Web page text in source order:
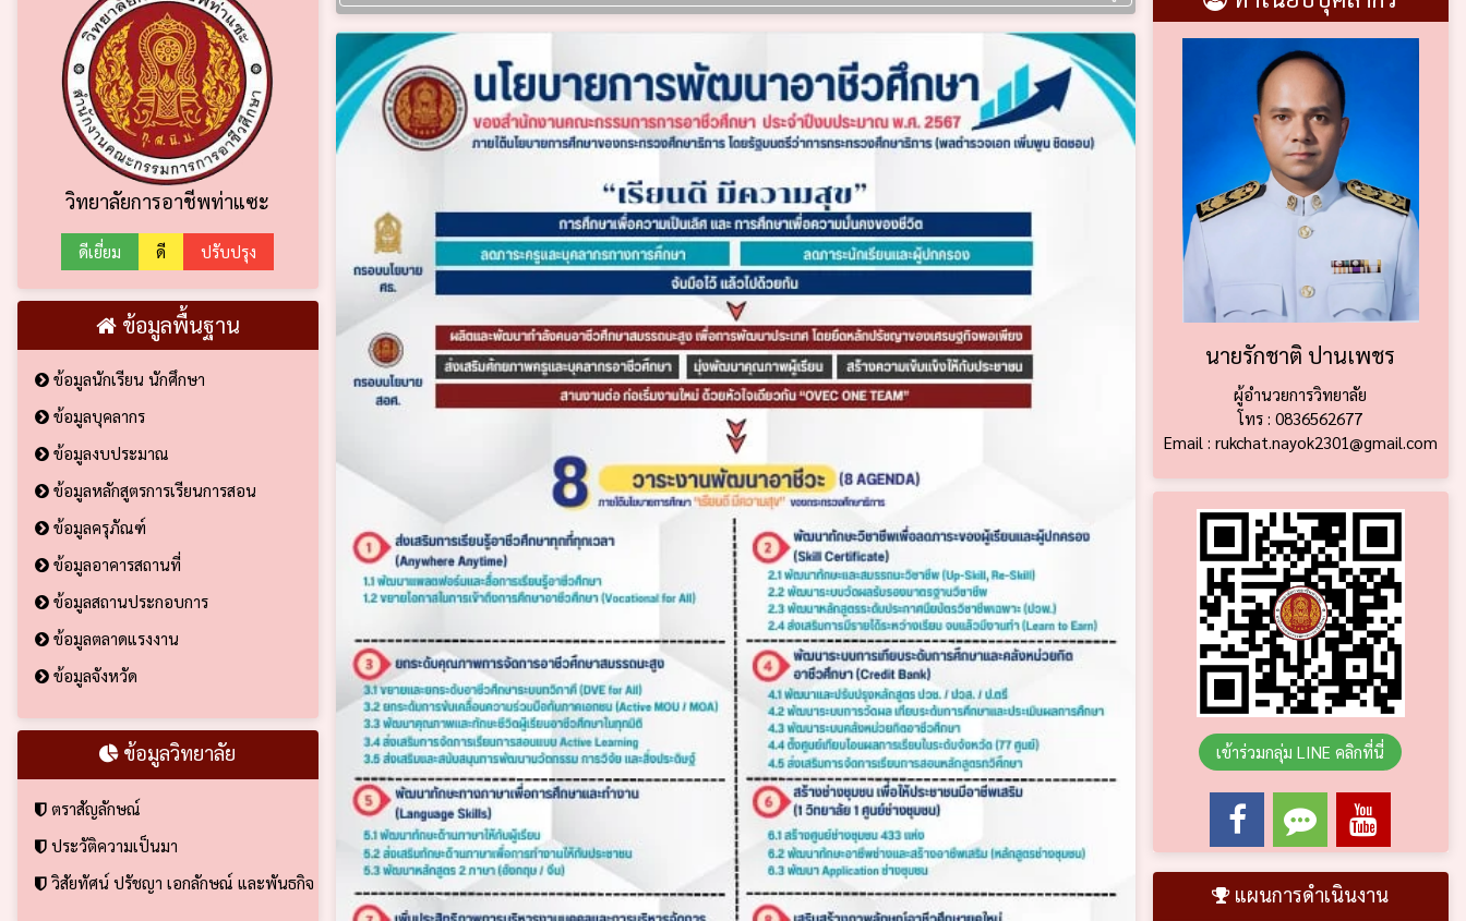
วิทยาลัยการอาชีพท่าแซะ
ดีเยี่ยม ดี ปรับปรุง
ข้อมูลพื้นฐาน
ข้อมูลนักเรียน นักศึกษา
ข้อมูลบุคลากร
ข้อมูลงบประมาณ
ข้อมูลหลักสูตรการเรียนการสอน
ข้อมูลครุภัณฑ์
ข้อมูลอาคารสถานที่
ข้อมูลสถานประกอบการ
ข้อมูลตลาดแรงงาน
ข้อมูลจังหวัด
ข้อมูลวิทยาลัย
ตราสัญลักษณ์
ประวัติความเป็นมา
วิสัยทัศน์ ปรัชญา เอกลักษณ์ และพันธกิจ
นายรักชาติ ปานเพชร
ผู้อำนวยการวิทยาลัย
โทร : 0836562677
Email : rukchat.nayok2301@gmail.com
เข้าร่วมกลุ่ม LINE คลิกที่นี่
แผนการดำเนินงาน